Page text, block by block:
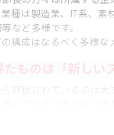
業種は製造業、IT系、素
など多様です。
構成はなるべく多様な
たものは「新しい